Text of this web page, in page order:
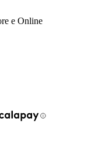
e Online